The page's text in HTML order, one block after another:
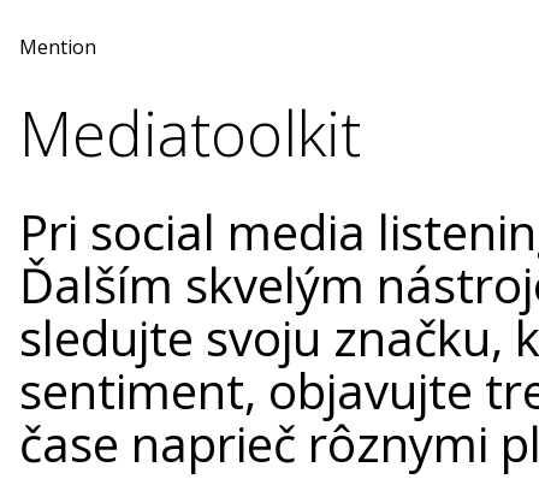
Mention
Mediatoolkit
Pri social media
Ďalším skvelým
sledujte svoju
sentiment, objavujte
čase naprieč rôznymi